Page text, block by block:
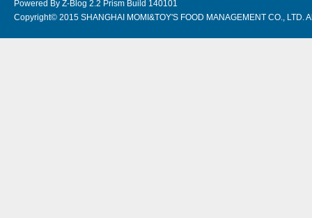
Powered By Z-Blog 2.2 Prism Build 140101
Copyright© 2015 SHANGHAI MOMI&TOY'S FOOD MANAGEMENT CO., LTD.